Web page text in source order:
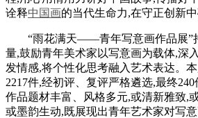
诠释中国画的当代生命力,在守正创新中
“雨花满天——青年写意画作品展”
量,鼓励青年美术家以写意画为载体,深
发情感,将个性化思考融入艺术表达。
2217件,经初评、复评严格遴选,最终
作品题材丰富、风格多元,或清新雅致,
或墨韵生动,既展现出青年艺术家对写